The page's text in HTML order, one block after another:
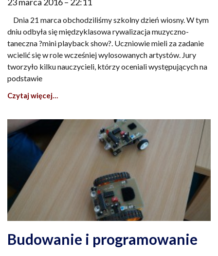
Dnia 21 marca obchodziliśmy szkolny dzień wiosny. W tym
dniu odbyła się międzyklasowa rywalizacja muzyczno-
taneczna ?mini playback show?. Uczniowie mieli za zadanie
wcielić się w role wcześniej wylosowanych artystów. Jury
tworzyło kilku nauczycieli, którzy oceniali występujących na
podstawie
Czytaj więcej…
Budowanie i programowanie